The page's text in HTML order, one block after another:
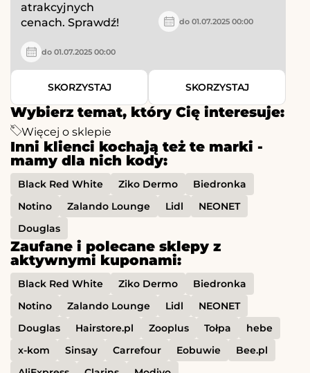
Wybierz temat, który Cię interesuje:
Więcej o sklepie
Inni klienci kochają też te marki -
mamy dla nich kody:
Black Red White Ziko Dermo
Biedronka
Notino
Zalando Lounge Lidl
NEONET
Douglas
Zaufane i polecane sklepy z
aktywnymi kuponami:
Black Red White Ziko Dermo
Biedronka
Notino
Zalando Lounge Lidl
NEONET
Douglas
Hairstore.pl Zooplus Tołpa
hebe
x-kom
Sinsay Carrefour Eobuwie
Bee.pl
atrakcyjnych
cenach. Sprawdź!
do 01.07.2025 00:00
SKORZYSTAJ
do 01.07.2025 00:00
SKORZYSTAJ